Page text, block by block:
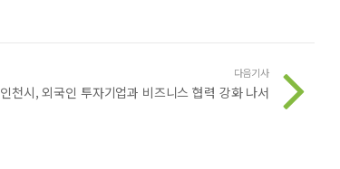
다음기사
인천시, 외국인 투자기업과 비즈니스 협력 강화 나서